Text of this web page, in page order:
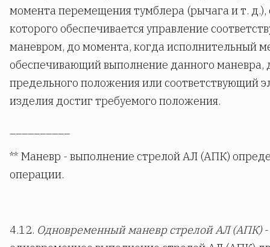
момента перемещения тумблера (рычага и т.
которого обеспечивается управление
маневром, до момента, когда исполнительный
обеспечивающий выполнение данного маневра,
предельного положения или соответствующий
изделия достиг требуемого положения.
** Маневр - выполнение стрелой АЛ (АПК)
операции.
4.12. Одновременный маневр стрелой АЛ (АПК)-